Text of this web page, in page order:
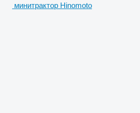
минитрактор Hinomoto